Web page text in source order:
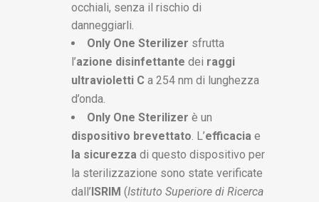
occhiali, senza il rischio di
danneggiarli.
Only One Sterilizer sfrutta
l’azione disinfettante dei raggi
ultravioletti C a 254 nm di lunghezza
d’onda.
Only One Sterilizer è un
dispositivo brevettato. L’efficacia e
la sicurezza di questo dispositivo per
la sterilizzazione sono state verificate
dall’ISRIM (Istituto Superiore di Ricerca